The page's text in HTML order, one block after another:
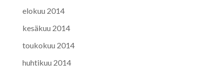
elokuu 2014
kesäkuu 2014
toukokuu 2014
huhtikuu 2014